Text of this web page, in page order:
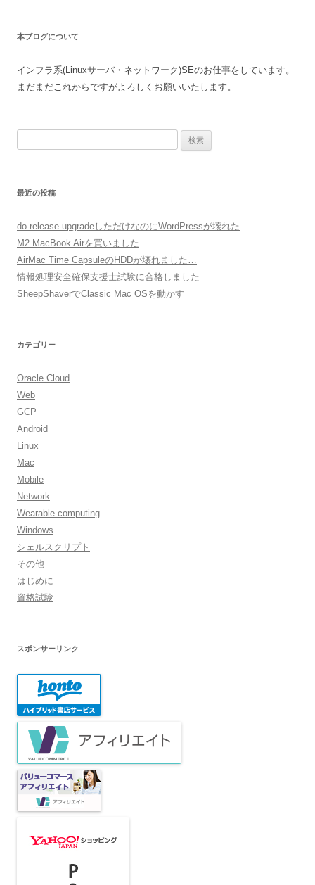
本ブログについて
インフラ系(Linuxサーバ・ネットワーク)SEのお仕事をしています。
まだまだこれからですがよろしくお願いいたします。
索:
最近の投稿
do-release-upgradeしただけなのにWordPressが壊れた
M2 MacBook Airを買いました
AirMac Time CapsuleのHDDが壊れました…
情報処理安全確保支援士試験に合格しました
SheepShaverでClassic Mac OSを動かす
カテゴリー
Oracle Cloud
Web
GCP
Android
Linux
Mac
Mobile
Network
Wearable computing
Windows
シェルスクリプト
その他
はじめに
資格試験
スポンサーリンク